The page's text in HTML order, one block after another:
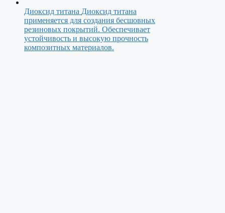
Диоксид титана Диоксид титана
применяется для создания бесшовных
резиновых покрытий. Обеспечивает
устойчивость и высокую прочность
композитных материалов.